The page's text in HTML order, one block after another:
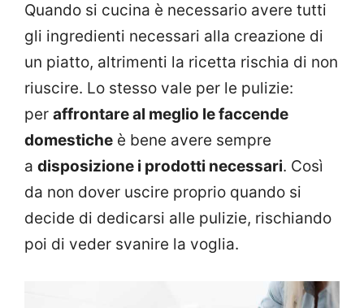
Quando si cucina è necessario avere tutti
gli ingredienti necessari alla creazione di
un piatto, altrimenti la ricetta rischia di non
riuscire. Lo stesso vale per le pulizie:
per affrontare al meglio le faccende
domestiche è bene avere sempre
a disposizione i prodotti necessari. Così
da non dover uscire proprio quando si
decide di dedicarsi alle pulizie, rischiando
poi di veder svanire la voglia.